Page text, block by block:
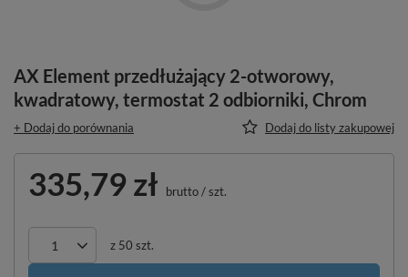
AX Element przedłużający 2-otworowy,
kwadratowy, termostat 2 odbiorniki, Chrom
+ Dodaj do porównania Dodaj do listy zakupowej
335,79 zł brutto/szt.
z 50 szt.